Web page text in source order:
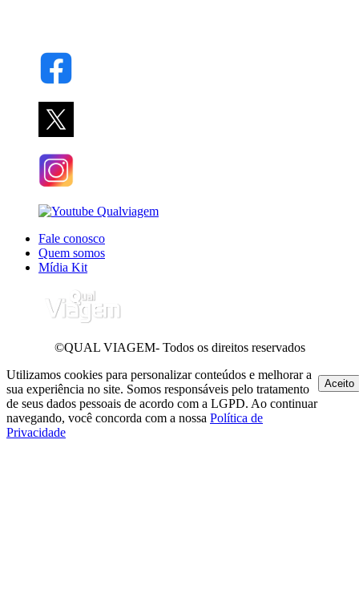
Fale conosco
Quem somos
Mídia Kit
©QUAL VIAGEM- Todos os direitos reservados
Utilizamos cookies para personalizar conteúdos e melhorar a
sua experiência no site. Somos responsáveis pelo tratamento
de seus dados pessoais de acordo com a LGPD. Ao continuar
navegando, você concorda com a nossa Política de
Privacidade
Aceito